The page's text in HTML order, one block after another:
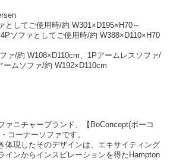
としてご使用時/約 W301×D195×H70～
ソファとしてご使用時/約 W388×D110×H70
ァ/約 W108×D110cm、1Pアームレスソファ/
ムソファ/約 W192×D110cm
ァニチャーブランド、【BoConcept(ボーコ
コーナーソファです。
体現したそのデザインは、エキサイティング
インからインスピレーションを得たHampton